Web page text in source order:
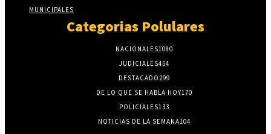
MUNICIPALES
Categorias Polulares
NACIONALES1080
JUDICIALES454
DESTACADO299
DE LO QUE SE HABLA HOY170
POLICIALES133
NOTICIAS DE LA SEMANA104